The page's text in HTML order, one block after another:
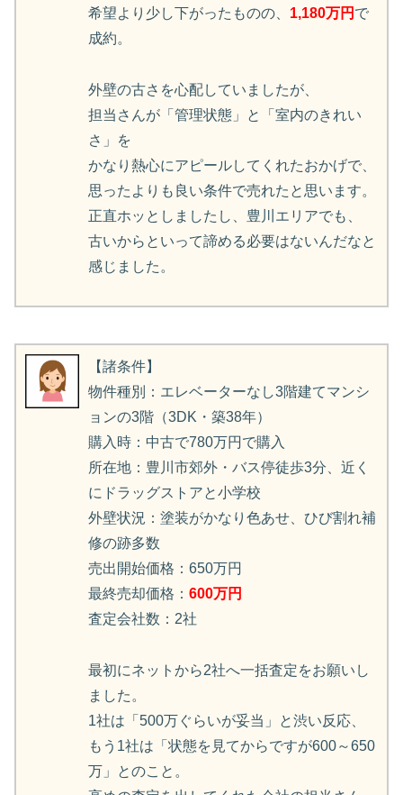
希望より少し下がったものの、 1,180万円 で
成約。
外壁の古さを心配していましたが、
担当さんが「管理状態」と「室内のきれい
さ」を
かなり熱心にアピールしてくれたおかげで、
思ったよりも良い条件で売れたと思います。
正直ホッとしましたし、豊川エリアでも、
古いからといって諦める必要はないんだなと
感じました。
【諸条件】
物件種別：エレベーターなし3階建てマンシ
ョンの3階（3DK・築38年）
購入時：中古で780万円で購入
所在地：豊川市郊外・バス停徒歩3分、近く
にドラッグストアと小学校
外壁状況：塗装がかなり色あせ、ひび割れ補
修の跡多数
売出開始価格：650万円
最終売却価格： 600万円
査定会社数：2社
最初にネットから2社へ一括査定をお願いし
ました。
1社は「500万ぐらいが妥当」と渋い反応、
もう1社は「状態を見てからですが600～650
万」とのこと。